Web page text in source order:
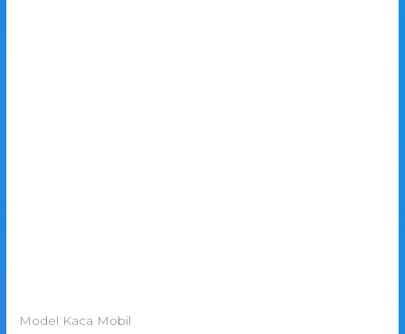
Model Kaca Mobil